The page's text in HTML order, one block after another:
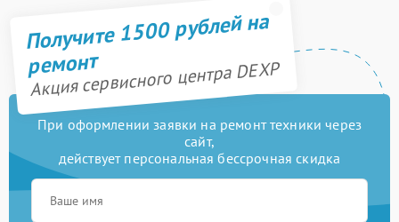
Получите 1500 рублей на
ремонт
Акция сервисного центра DEXP
При оформлении заявки на ремонт техники через
сайт,
действует персональная бессрочная скидка